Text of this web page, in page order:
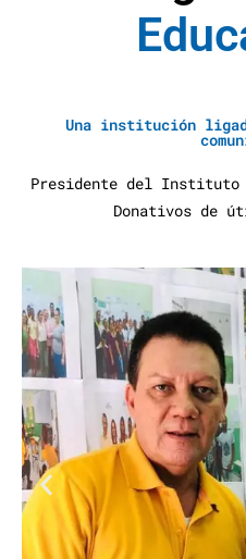
ucaci
Una institución
Presidente del Instituto
Donativos de